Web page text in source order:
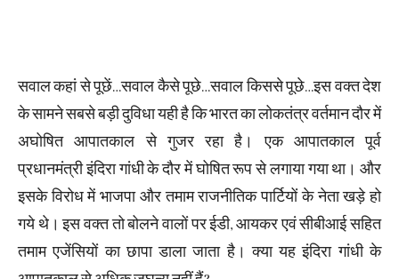
सवाल कहां से पूछें…सवाल कैसे पूछे…सवाल किससे पूछे…इस वक्त देश
के सामने सबसे बड़ी दुविधा यही है कि भारत का लोकतंत्र वर्तमान दौर में
अघोषित आपातकाल से गुजर रहा है। एक आपातकाल पूर्व
प्रधानमंत्री इंदिरा गांधी के दौर में घोषित रूप से लगाया गया था। और
इसके विरोध में भाजपा और तमाम राजनीतिक पार्टियों के नेता खड़े हो
गये थे। इस वक्त तो बोलने वालों पर ईडी, आयकर एवं सीबीआई सहित
तमाम एजेंसियों का छापा डाला जाता है। क्या यह इंदिरा गांधी के